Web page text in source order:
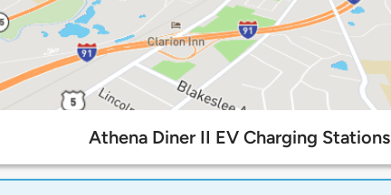
Athena Diner II EV Charging Stations